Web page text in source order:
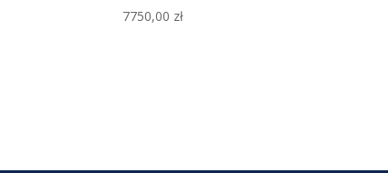
7750,00 zł